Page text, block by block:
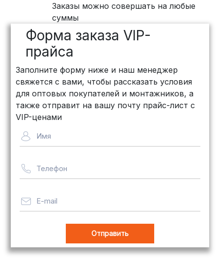
ПЭК: Сроки доставки — от 3 до 10
дней, стоимость рассчитывается
индивидуально (минимум
рублей
объемных заказов. Сроки — от 3
дней, стоимость — от500 рублей
Байкал Сервис: Идеально подходит
для крупногабаритных товаров.
рассчитывается индивидуально
Важно! Мы заботимся о том, чтобы
целости и сохранности, независимо
от их размера.
Заказы можно совершать на любые
суммы
Форма заказа VIP-
прайса
Заполните форму ниже и наш менеджер
свяжется с вами, чтобы рассказать условия
для оптовых покупателей и монтажников, а
также отправит на вашу почту прайс-лист с
VIP-ценами
Имя
Телефон
E-mail